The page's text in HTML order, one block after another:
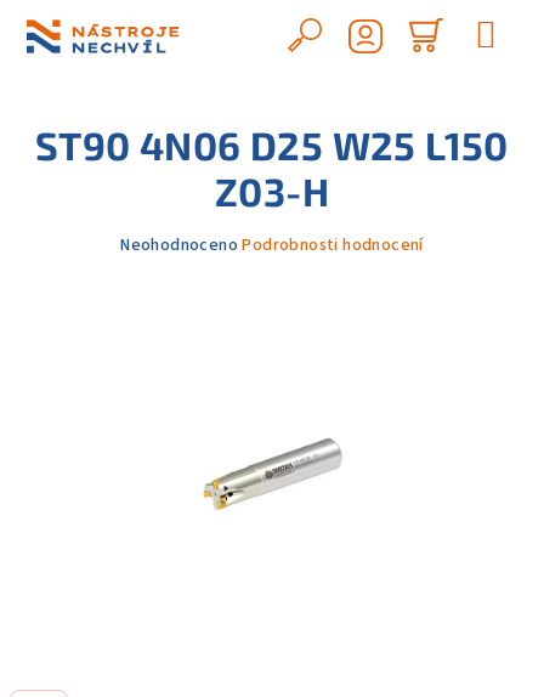
obsah
Hledat
košík
ST90 4N06 D25 W25 L150
Z03-H
Průměrné
Neohodnoceno Podrobnosti hodnocení